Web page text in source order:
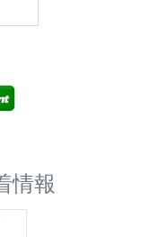
情報